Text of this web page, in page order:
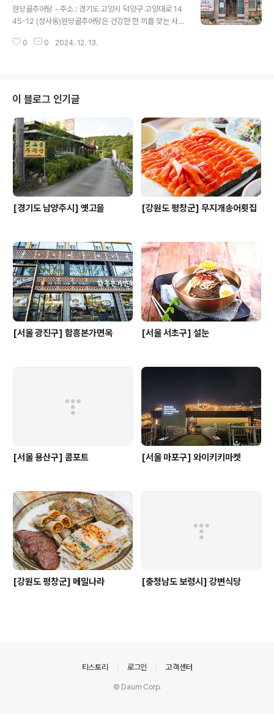
있는카페 #뷰가멋진카페 ※ 소개 정보 - 대표메뉴 : 로송커
피 (토피넛모카), 쑥 크림라떼, 딸기청 크림라떼, 로송쥬스
중무휴 - 문의및안내 : 01030749779 - 포장가능 : 가능
원당골추어탕 - 주소 : 경기도 고양시 덕양구 고양대로 14
45-12 (성사동)원당골추어탕은 건강한 한 끼를 찾는 사람
가 어우러져 잊지 못할 식사 경험을 제공합니다. 가족과 함
가능 - 문의및안내 : 0507-1425-0260 - 주차시설 : 주
차가능 - 신용카드가능정보 : 가능본 저작물은 '한국관광공
사'에서 '24년'작성하여 공공누리 제1유형으로 개방한 '국
문 관광정보 서비스'을 이용하였으며, 해당 저작물은 '한국
관광공사,https://kto.visitkorea..
0 0 2024. 12. 13.
이 블로그 인기글
[경기도 남양주시] 옛고을 [강원도 평창군] 무지개송어횟집
[서울 광진구] 함흥본가면옥 [서울 서초구] 설눈
[서울 용산구] 콤포트 [서울 마포구] 와이키키마켓
[강원도 평창군] 메밀나라 [충청남도 보령시] 강변식당
티스토리 로그인 고객센터
© Daum Corp.